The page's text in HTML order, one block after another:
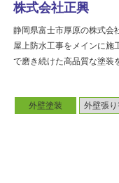
外壁塗装 外壁張
株式会社正興
静岡県富士市厚原の株式会
屋上防水工事をメインに施
で磨き続けた高品質な塗装